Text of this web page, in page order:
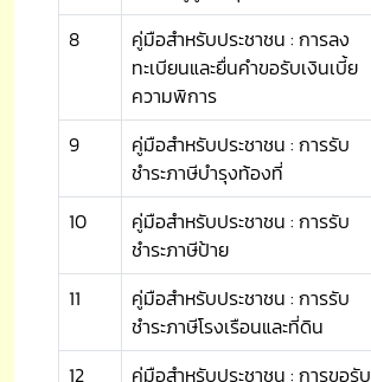
8
คู่มือสำหรับประชาชน : การลง
ทะเบียนและยื่นคำขอรับเงินเบี้ย
ความพิการ
9
คู่มือสำหรับประชาชน : การรับ
ชำระภาษีบำรุงท้องที่
10
คู่มือสำหรับประชาชน : การรับ
ชำระภาษีป้าย
11
คู่มือสำหรับประชาชน : การรับ
ชำระภาษีโรงเรือนและที่ดิน
12
คู่มือสำหรับประชาชน : การขอรับ